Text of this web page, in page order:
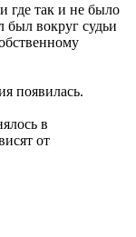
где так и не было
вокруг судьи
появилась.
в
от